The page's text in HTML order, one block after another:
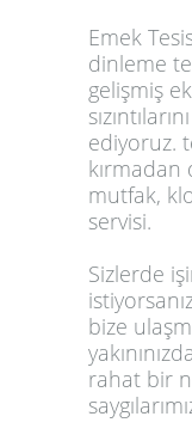
Emek
dinleme
gelişmiş
ediyoruz.
mutfak,
servisi.
Sizlerde
bize
rahat bir